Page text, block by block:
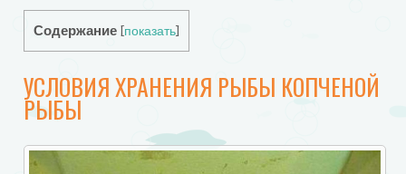
Содержание показать]
УСЛОВИЯ ХРАНЕНИЯ РЫБЫ КОПЧЕНОЙ
РЫБЫ